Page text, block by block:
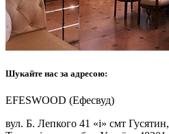
Шукайте нас за адресою:
EFESWOOD (Ефесвуд)
вул. Б. Лепкого 41 «і» смт Гусятин,